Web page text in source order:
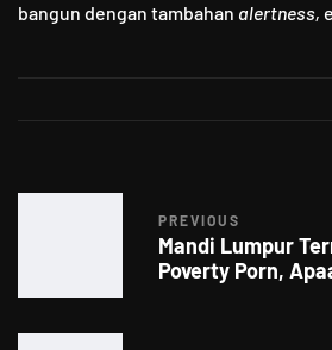
bangun dengan tambahan alertness,
PREVIOUS
Mandi Lumpur
Poverty Porn,